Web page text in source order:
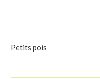
Petits pois